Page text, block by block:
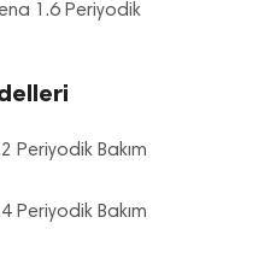
1.6 Periyodik
Periyodik Bakım
Periyodik Bakım